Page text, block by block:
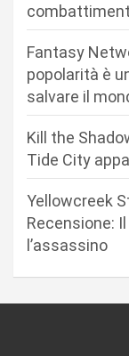
Fantasy
popolarità è
salvare il
Kill the
Tide City
Yellowcreek
Recensione:
l’assassino